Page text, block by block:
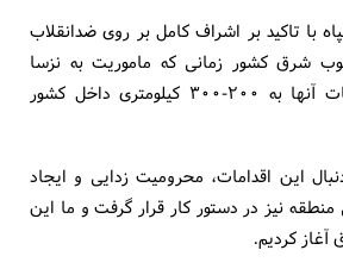
با تاکید بر اشراف کامل بر روی ضدانقلاب
شرق کشور زمانی که ماموریت به نزسا
واگذار شد، عمق عملیات آنها به ٢٠٠-٣٠٠ کیلومتری داخل کشور
این اقدامات، محرومیت زدایی و ایجاد
نیز در دستور کار قرار گرفت و ما این
آغاز کردیم.